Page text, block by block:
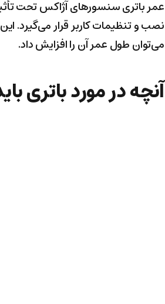
عمر باتری سنسورهای آژاکس تحت
نصب و تنظیمات کاربر قرار می‌گیرد.
می‌توان طول عمر آن را افزایش داد.
آنچه در مورد باتری